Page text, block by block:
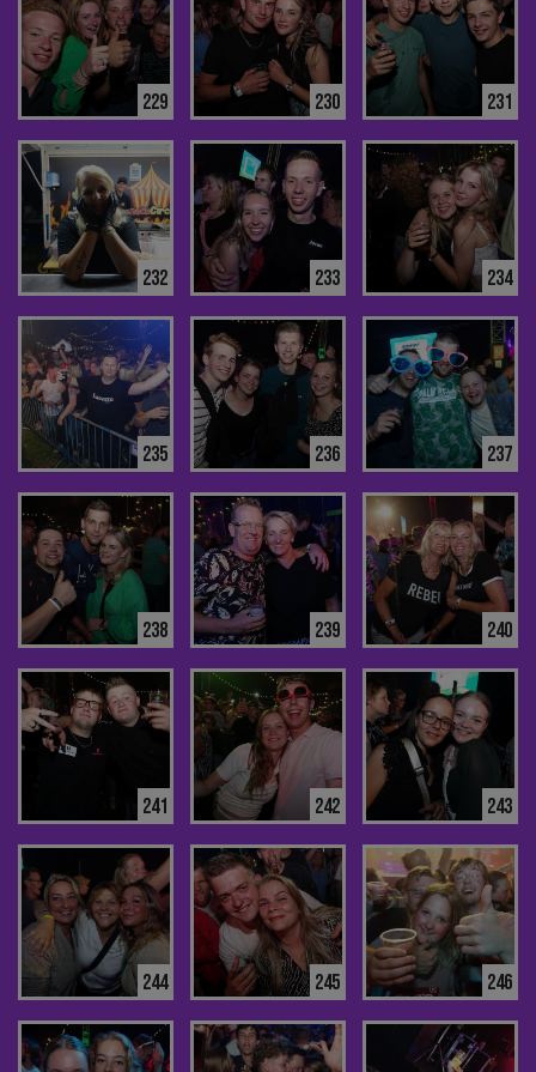
229 230 231
232 233 234
235 236 237
238 239 240
241 242 243
244 245 246